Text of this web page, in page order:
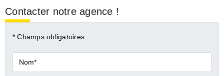
Contacter notre agence !
* Champs obligatoires
Nom*